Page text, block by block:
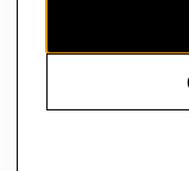
propiedad de H&M